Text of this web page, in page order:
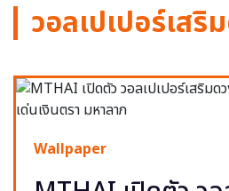
วอลเปเปอร์เสริ
Wallpaper